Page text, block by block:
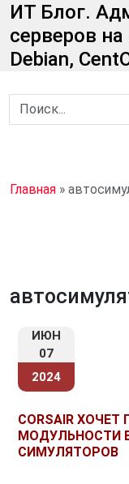
ИТ Блог.
серверов
Debian,
Главная »
ИЮН
07
2024
CORSAIR
МОДУЛЬНОСТИ
СИМУЛЯТОРОВ